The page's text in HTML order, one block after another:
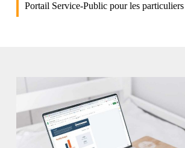
Portail Service-Public pour les particuliers